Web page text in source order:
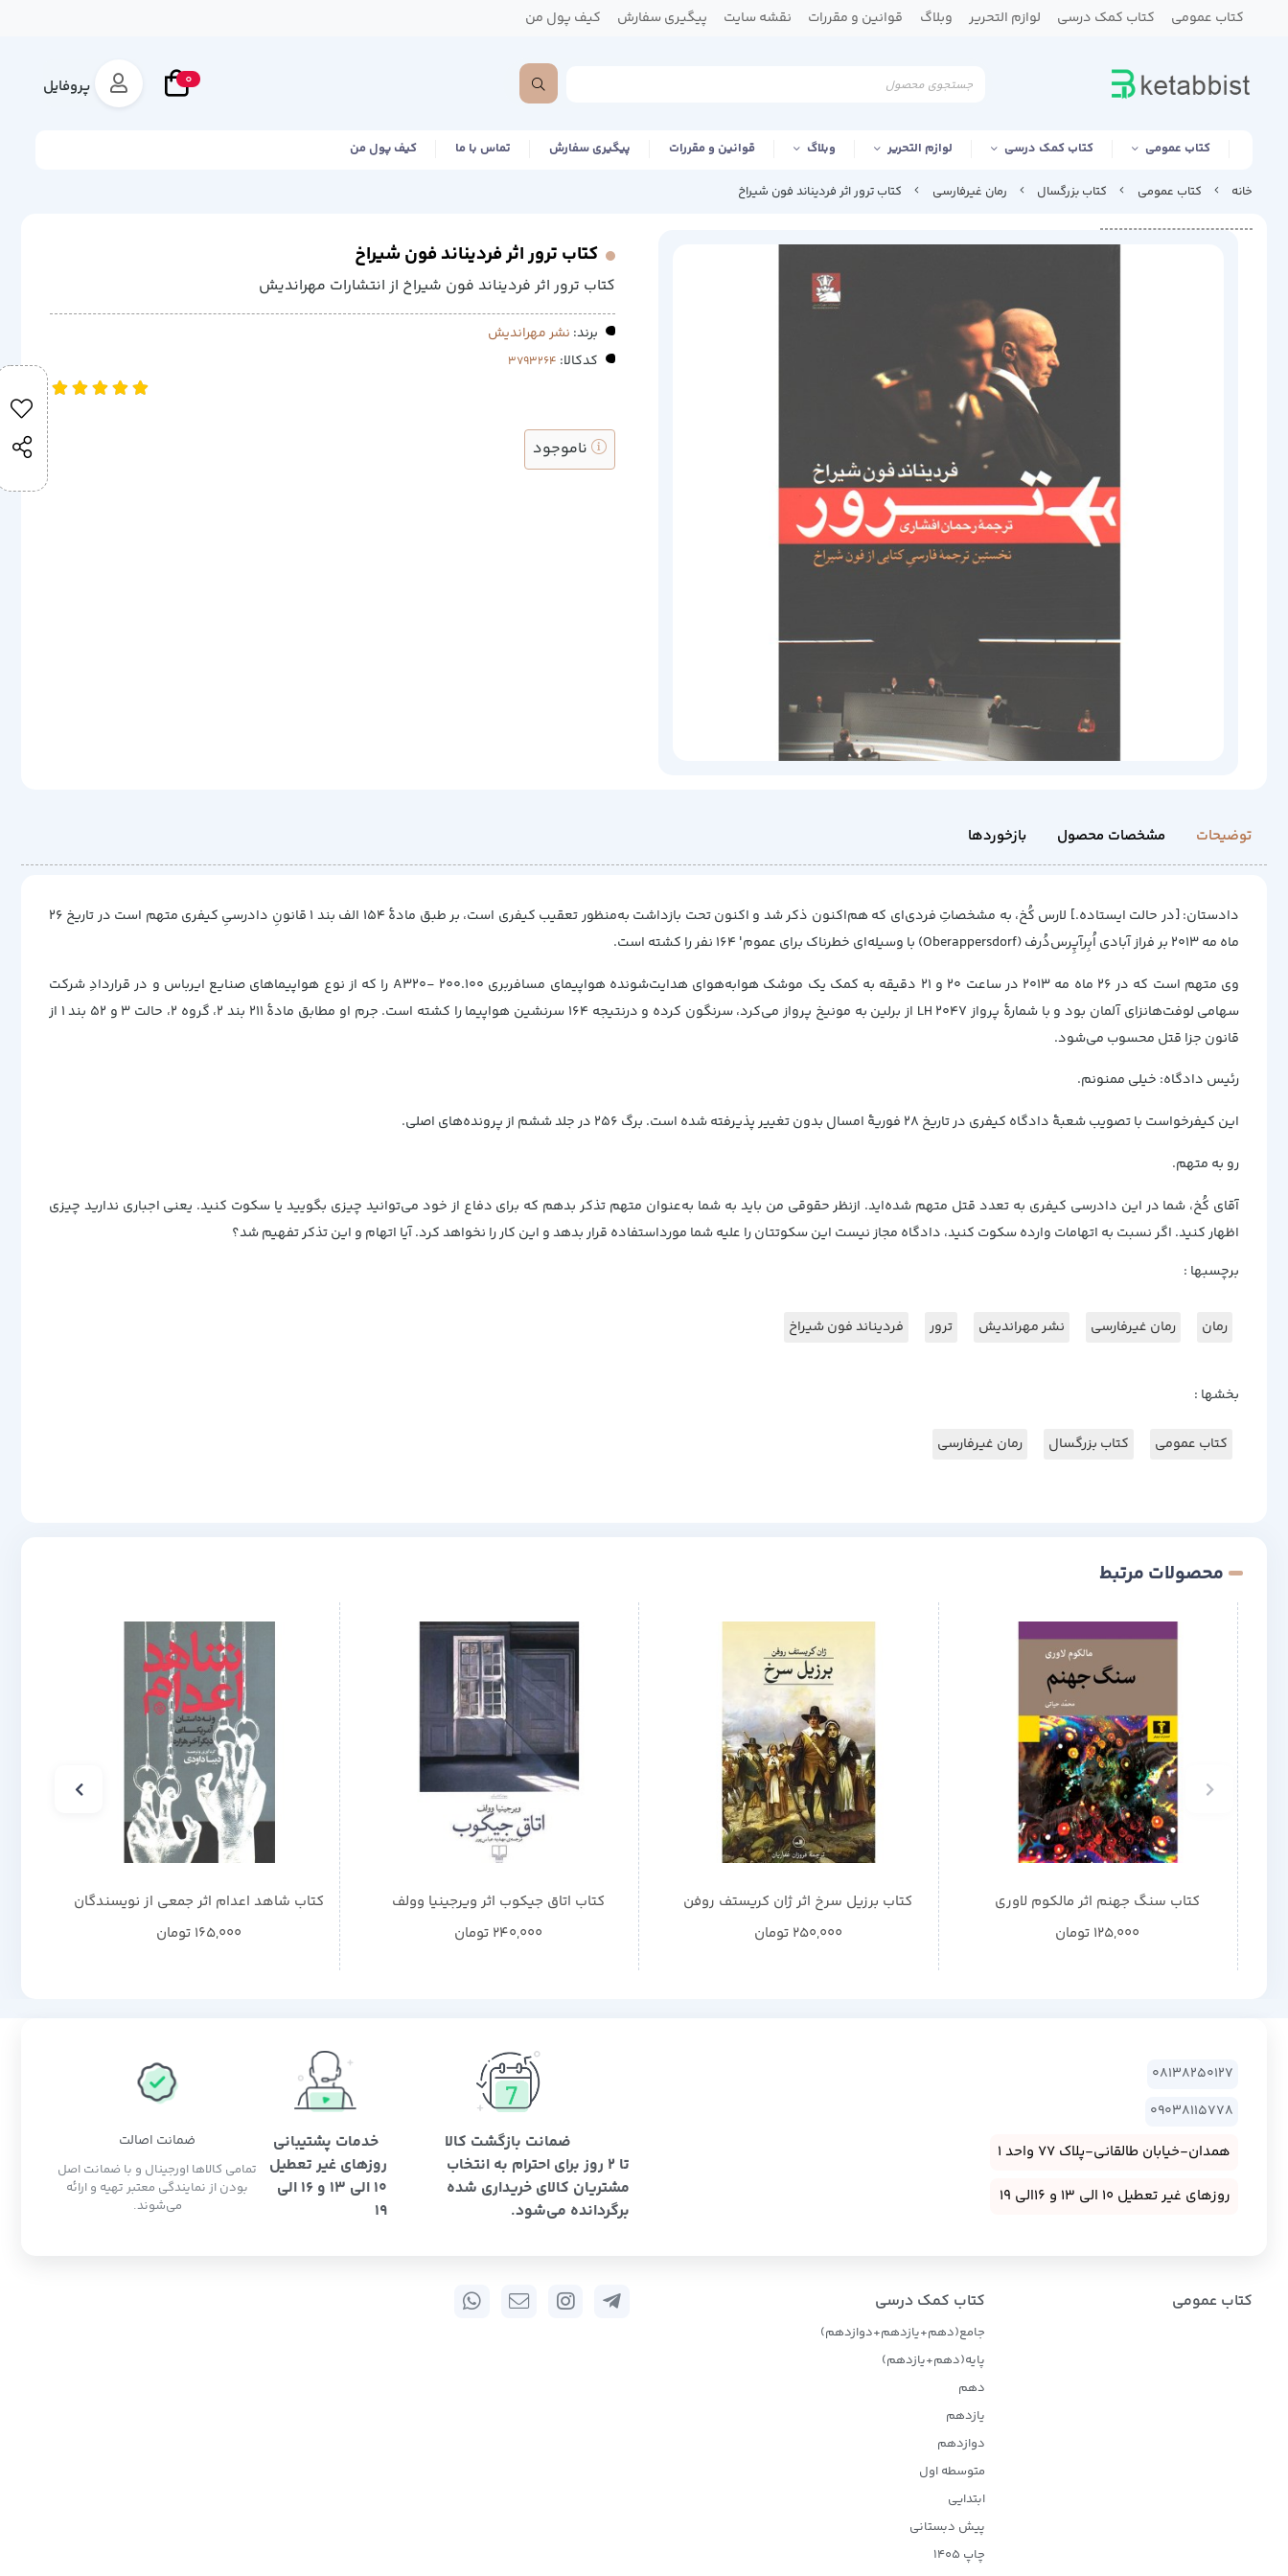
کتاب عمومی کتاب کمک درسی لوازم التحریر وبلاگ قوانین و مقررات نقشه سایت پیگیری سفارش کیف پول من
0 پروفایل
کتاب عمومی کتاب کمک درسی لوازم التحریر وبلاگ قوانین و مقررات پیگیری سفارش تماس با ما کیف پول من
خانه کتاب عمومی کتاب بزرگسال رمان غیرفارسی کتاب ترور اثر فردیناند فون شیراخ
کتاب ترور اثر فردیناند فون شیراخ
کتاب ترور اثر فردیناند فون شیراخ از انتشارات مهراندیش
برند: نشر مهراندیش
کدکالا:
ناموجود
توضیحات مشخصات محصول بازخوردها
دادستان: [در حالت ایستاده.] لارس کُخ، به مشخصاتِ فردی‌ای که هم‌اکنون ذکر شد و اکنون تحت بازداشت به‌منظور تعقیب کیفری است، بر طبق مادهٔ ۱۵۴ الف بند ۱ قانونِ دادرسیِ کیفری متهم است در تاریخ ۲۶
ماه مه ۲۰۱۳ بر فراز آبادی اُبِرآپِرس‌دُرف (Oberappersdorf) با وسیله‌ای خطرناک برای عموم' ۱۶۴ نفر را کشته است.
وی متهم است که در ۲۶ ماه مه ۲۰۱۳ در ساعت ۲۰ و ۲۱ دقیقه به کمک یک موشک هوابه‌هوای هدایت‌شونده هواپیمای مسافربری A۳۲۰- ۲۰۰.۱۰۰ را که از نوع هواپیماهای صنایع ایرباس و در قراردادِ شرکت
سهامی لوفت‌هانزای آلمان بود و با شمارهٔ پرواز LH ۲۰۴۷ از برلین به مونیخ پرواز می‌کرد، سرنگون کرده و درنتیجه ۱۶۴ سرنشین هواپیما را کشته است. جرم او مطابق مادهٔ ۲۱۱ بند ۲، گروه ۲، حالت ۳ و ۵۲ بند ۱ از
قانون جزا قتل محسوب می‌شود.
رئیس دادگاه: خیلی ممنونم.
این کیفرخواست با تصویب شعبهٔ دادگاه کیفری در تاریخ ۲۸ فوریهٔ امسال بدون تغییر پذیرفته شده است. برگ ۲۵۶ در جلد ششم از پرونده‌های اصلی.
رو به متهم.
آقای کُخ، شما در این دادرسی کیفری به تعدد قتل متهم شده‌اید. ازنظر حقوقی من باید به شما به‌عنوان متهم تذکر بدهم که برای دفاع از خود می‌توانید چیزی بگویید یا سکوت کنید. یعنی اجباری ندارید چیزی
اظهار کنید. اگر نسبت به اتهامات وارده سکوت کنید، دادگاه مجاز نیست این سکوتتان را علیه شما مورداستفاده قرار بدهد و این کار را نخواهد کرد. آیا اتهام و این تذکر تفهیم شد؟
برچسبها :
رمان رمان غیرفارسی نشر مهراندیش ترور فردیناند فون شیراخ
بخشها :
کتاب عمومی کتاب بزرگسال رمان غیرفارسی
محصولات مرتبط
کتاب سنگ جهنم اثر مالکوم لاوری
125,000 تومان
کتاب برزیل سرخ اثر ژان کریستف روفن
250,000 تومان
کتاب اتاق جیکوب اثر ویرجینیا وولف
240,000 تومان
کتاب شاهد اعدام اثر جمعی از نویسندگان
165,000 تومان
08138250127
09038115778
همدان-خیابان طالقانی-پلاک 77 واحد 1
روزهای غیر تعطیل 10 الی 13 و 16الی 19
ضمانت بازگشت کالا
تا 2 روز برای احترام به انتخاب
مشتریان کالای خریداری شده
برگردانده می‌شود.
خدمات پشتیبانی
روزهای غیر تعطیل
10 الی 13 و 16 الی
19
ضمانت اصالت
تمامی کالاها اورجینال و با ضمانت اصل
بودن از نمایندگی معتبر تهیه و ارائه
می‌شوند.
کتاب عمومی کتاب کمک درسی
جامع(دهم+یازدهم+دوازدهم)
پایه(دهم+یازدهم)
دهم
یازدهم
دوازدهم
متوسطه اول
ابتدایی
پیش دبستانی
چاپ 1405